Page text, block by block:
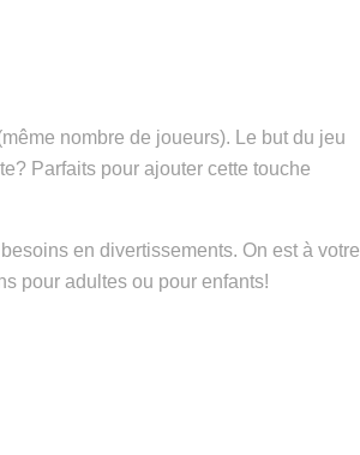
nombre de joueurs). Le but du jeu
Parfaits pour ajouter cette touche
en divertissements. On est à votre
pour adultes ou pour enfants!